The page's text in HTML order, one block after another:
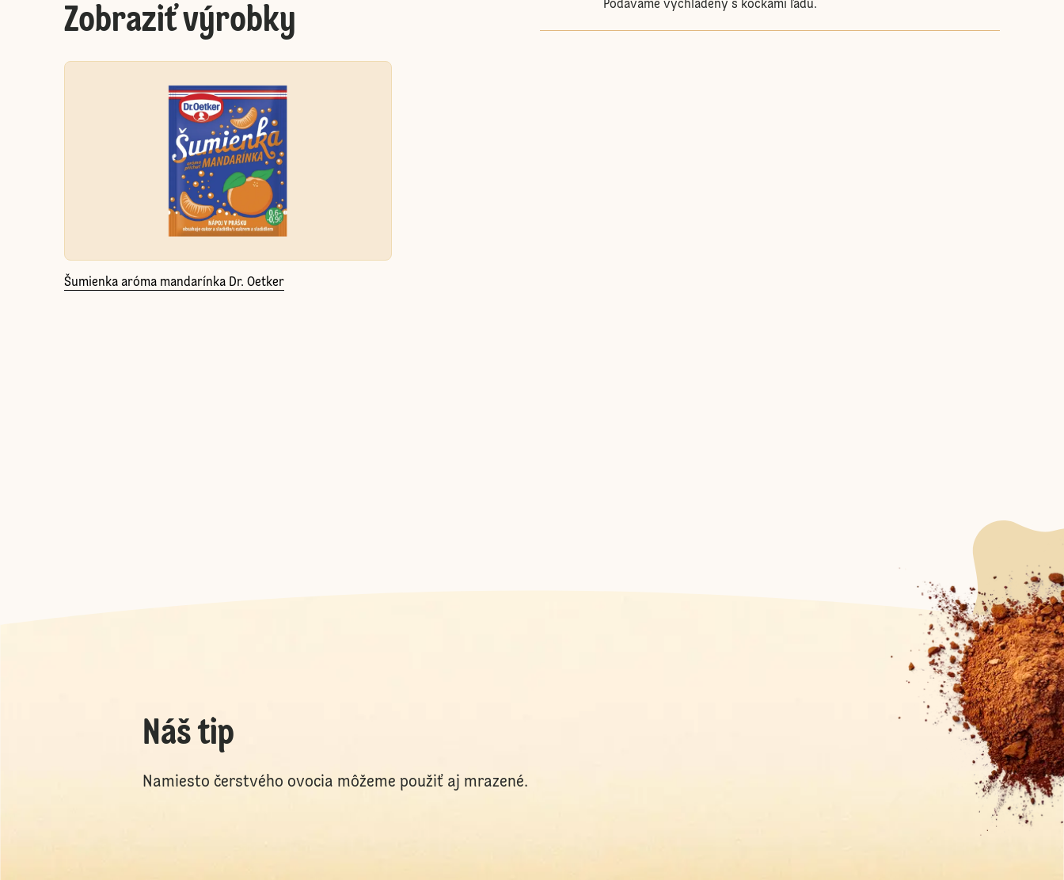
Zobraziť výrobky
Šumienka aróma mandarínka Dr. Oetker
Podávame vychladený s kockami ľadu.
Náš tip
Namiesto čerstvého ovocia môžeme použiť aj mrazené.